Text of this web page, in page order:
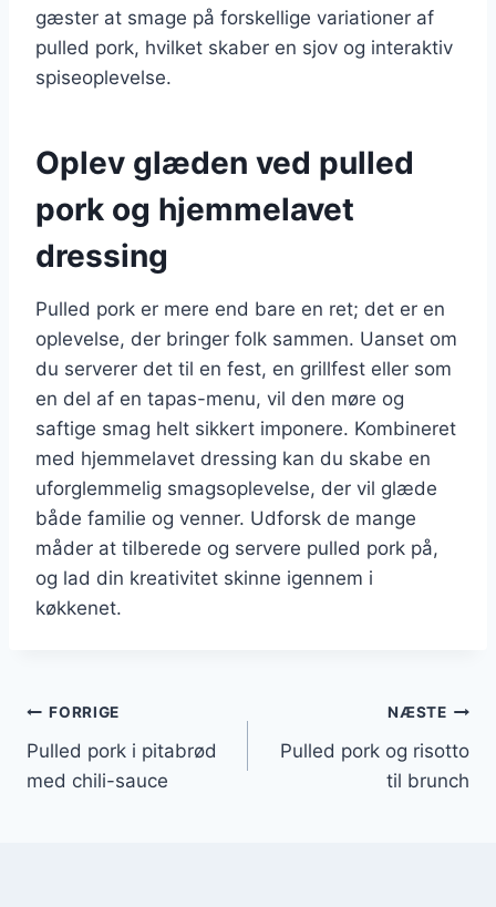
gæster at smage på forskellige variationer af
pulled pork, hvilket skaber en sjov og interaktiv
spiseoplevelse.
Oplev glæden ved pulled
pork og hjemmelavet
dressing
Pulled pork er mere end bare en ret; det er en
oplevelse, der bringer folk sammen. Uanset om
du serverer det til en fest, en grillfest eller som
en del af en tapas-menu, vil den møre og
saftige smag helt sikkert imponere. Kombineret
med hjemmelavet dressing kan du skabe en
uforglemmelig smagsoplevelse, der vil glæde
både familie og venner. Udforsk de mange
måder at tilberede og servere pulled pork på,
og lad din kreativitet skinne igennem i
køkkenet.
Indlægsnavigation
FORRIGE
Pulled pork i pitabrød
med chili-sauce
NÆSTE
Pulled pork og risotto
til brunch